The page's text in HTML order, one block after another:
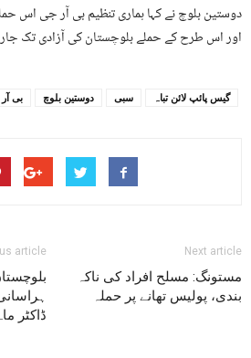
دوستین بلوچ نے کہا ہماری تنظیم بی آر جی اس
اور اس طرح کے حملے بلوچستان کی آزادی تک
بی دوستین بلوچ سبی گیس پائپ لائن تباہ
article
ڈاکٹر
Next article
مستونگ: مسلح افراد کی ناکہ
بندی، پولیس تھانے پر حملہ